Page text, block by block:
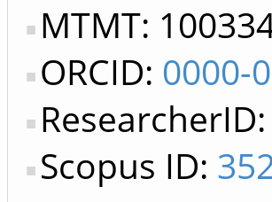
MTMT:
ORCID: 0000-
ResearcherID:
Scopus ID: